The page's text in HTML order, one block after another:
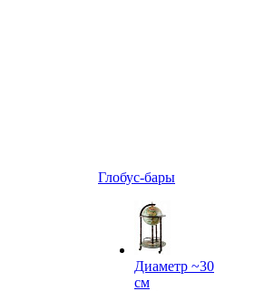
Глобус-бары
Диаметр ~30
см